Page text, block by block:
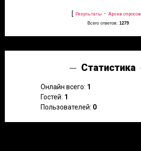
[ Результаты · Архив опросов
Всего ответов: 1279
Статистика
Онлайн всего: 1
Гостей: 1
Пользователей: 0